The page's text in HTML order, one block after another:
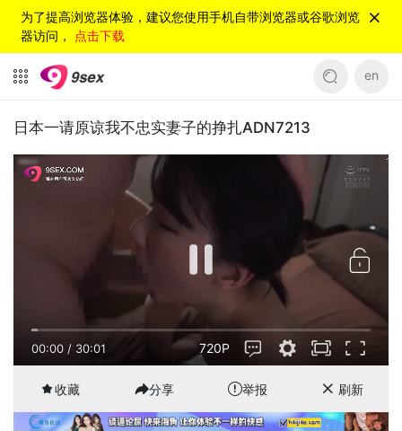
为了提高浏览器体验，建议您使用手机自带浏览器或谷歌浏览
器访问， 点击下载
en
日本一请原谅我不忠实妻子的挣扎ADN7213
00:00 / 30:01 720P
收藏 分享 举报 刷新